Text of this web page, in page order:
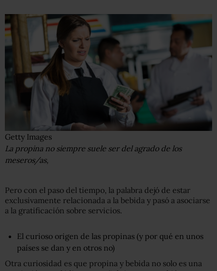
Getty Images
La propina no siempre suele ser del agrado de los
meseros/as,
Pero con el paso del tiempo, la palabra dejó de estar
exclusivamente relacionada a la bebida y pasó a asociarse
a la gratificación sobre servicios.
El curioso origen de las propinas (y por qué en unos
países se dan y en otros no)
Otra curiosidad es que propina y bebida no solo es una